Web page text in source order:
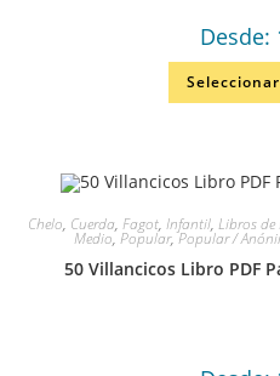
Desde:
Chelo, Cuerda, Fagot, Infantil, Libros
Medio,Popular,Popular /
50 Villancicos Libro PDF